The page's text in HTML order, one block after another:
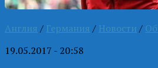
Англия / Германия / Новости /
19.05.2017 - 20:58